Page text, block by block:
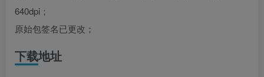
640dpi；
原始包签名已更改；
下载地址